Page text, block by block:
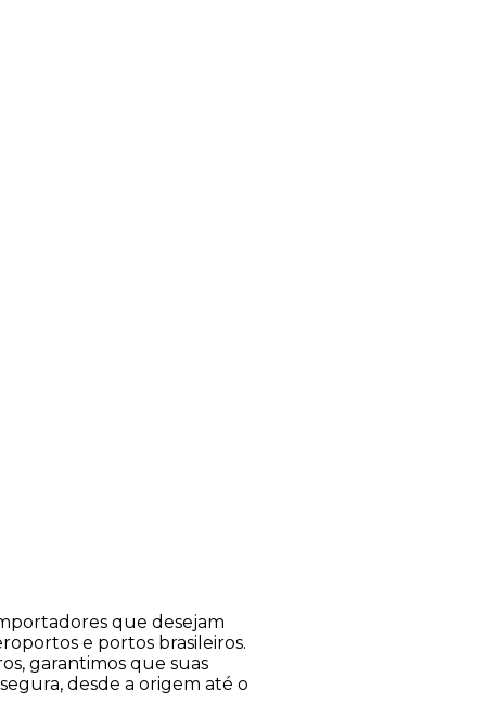
que desejam
e portos brasileiros.
garantimos que suas
desde a origem até o